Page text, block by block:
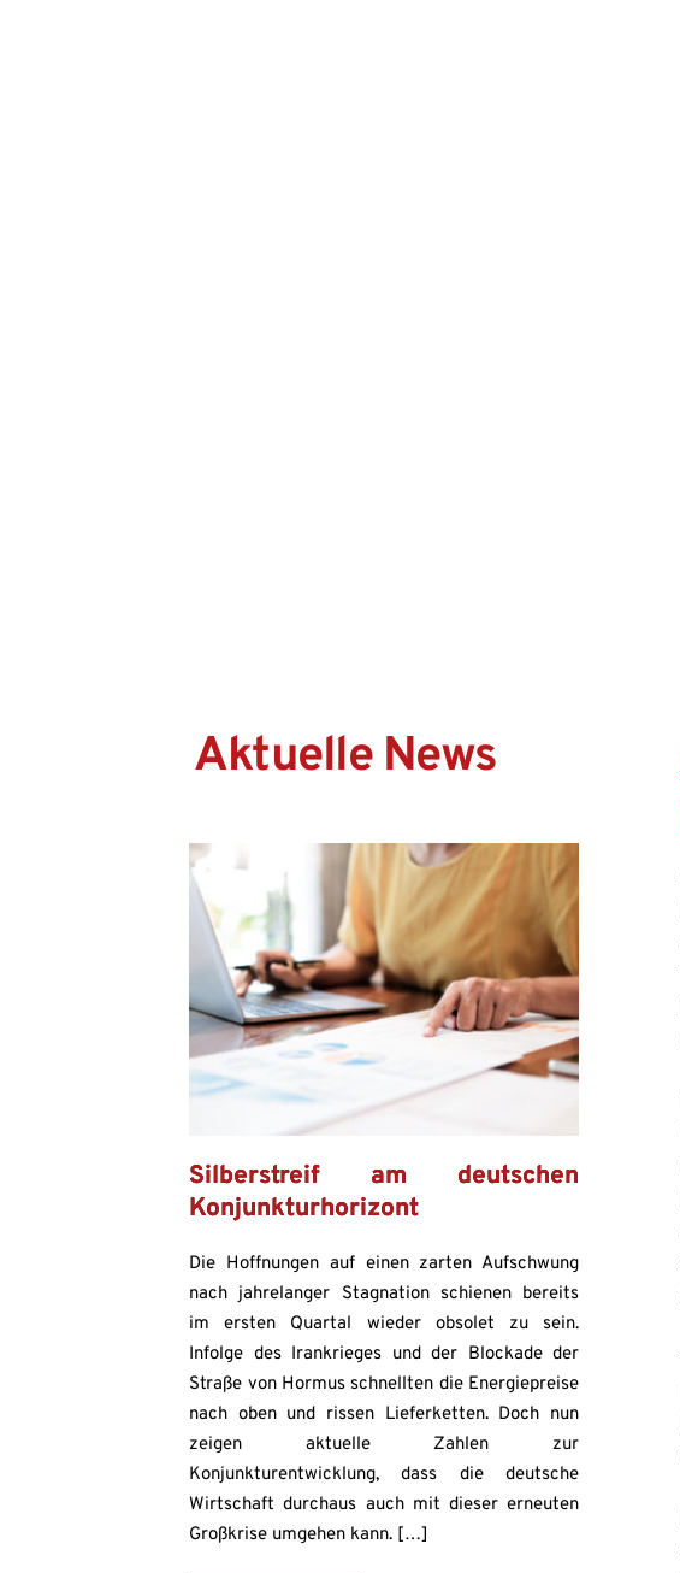
Aktuelle News
Silberstreif am deutschen
Konjunkturhorizont
Die Hoffnungen auf einen zarten Aufschwung
nach jahrelanger Stagnation schienen bereits
im ersten Quartal wieder obsolet zu sein.
Infolge des Irankrieges und der Blockade der
Straße von Hormus schnellten die Energiepreise
nach oben und rissen Lieferketten. Doch nun
zeigen aktuelle Zahlen zur
Konjunkturentwicklung, dass die deutsche
Wirtschaft durchaus auch mit dieser erneuten
Großkrise umgehen kann. […]